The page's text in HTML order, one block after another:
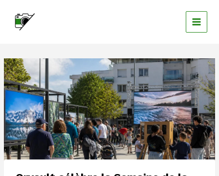
contenu